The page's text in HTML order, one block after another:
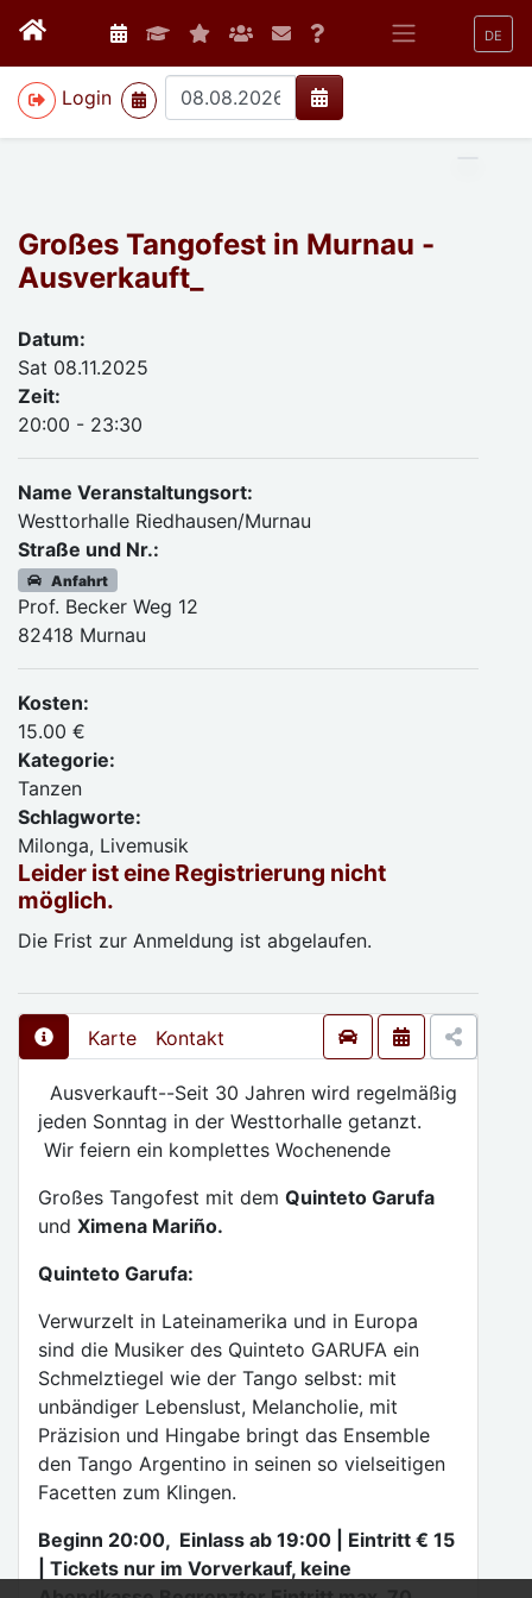
DE
Login
>
Großes Tangofest in Murnau -
Ausverkauft_
Datum:
Sat 08.11.2025
Zeit:
20:00 - 23:30
Name Veranstaltungsort:
Westtorhalle Riedhausen/Murnau
Straße und Nr.:
Anfahrt
Prof. Becker Weg 12
82418 Murnau
Kosten:
15.00 €
Kategorie:
Tanzen
Schlagworte:
Milonga, Livemusik
Leider ist eine Registrierung nicht
möglich.
Die Frist zur Anmeldung ist abgelaufen.
Karte Kontakt
Ausverkauft--Seit 30 Jahren wird regelmäßig
jeden Sonntag in der Westtorhalle getanzt.
Wir feiern ein komplettes Wochenende
Großes Tangofest mit dem Quinteto Garufa
und Ximena Mariño.
Quinteto Garufa:
Verwurzelt in Lateinamerika und in Europa
sind die Musiker des Quinteto GARUFA ein
Schmelztiegel wie der Tango selbst: mit
unbändiger Lebenslust, Melancholie, mit
Präzision und Hingabe bringt das Ensemble
den Tango Argentino in seinen so vielseitigen
Facetten zum Klingen.
Beginn 20:00, Einlass ab 19:00 | Eintritt € 15
| Tickets nur im Vorverkauf, keine